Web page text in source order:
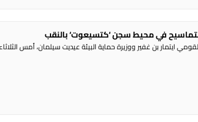
في محيط سجن ‘كتسيعوت‘ بالنقب
ايتمار بن غفير ووزيرة حماية البيئة عيديت سيلمان، أمس